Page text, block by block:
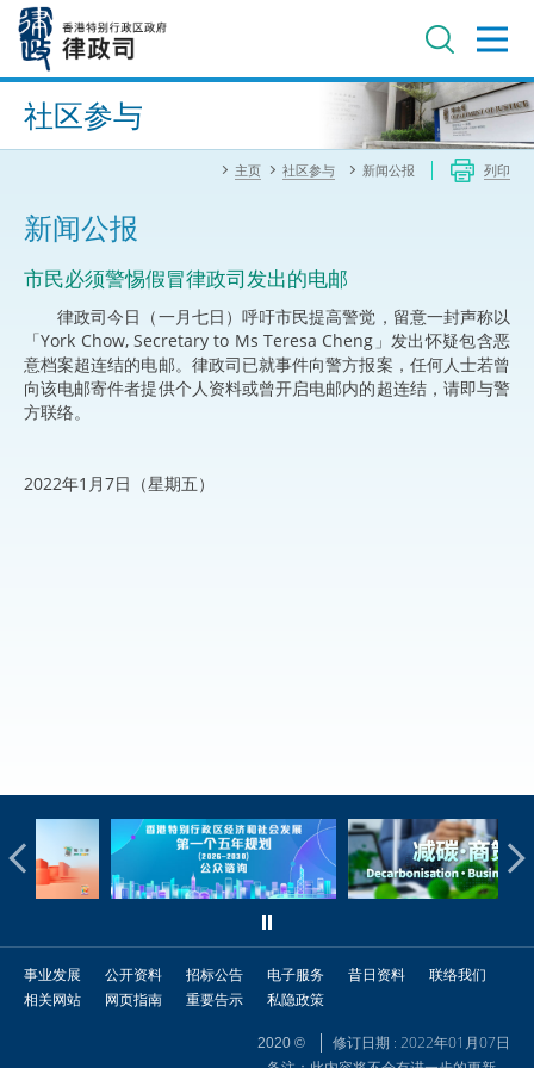
内
进阶搜寻
社区参与
主页 社区参与 新闻公报 列印
新闻公报
市民必须警惕假冒律政司发出的电邮
律政司今日（一月七日）呼吁市民提高警觉，留意一封声称以
「York Chow, Secretary to Ms Teresa Cheng」发出怀疑包含恶
意档案超连结的电邮。律政司已就事件向警方报案，任何人士若曾
向该电邮寄件者提供个人资料或曾开启电邮内的超连结，请即与警
方联络。
2022年1月7日（星期五）
事业发展 公开资料 招标公告 电子服务 昔日资料
联络我们
相关网站
网页指南 重要告示 私隐政策
2020 ©
修订日期 : 2022年01月07日